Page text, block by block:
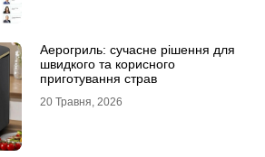
Аерогриль: сучасне рішення для
швидкого та корисного
приготування страв
20 Травня, 2026